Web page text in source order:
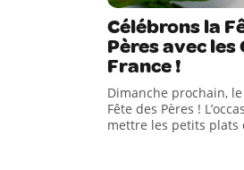
Célébrons la
Pères avec
France !
Dimanche prochain, le
Fête des Pères !
mettre les petits plats